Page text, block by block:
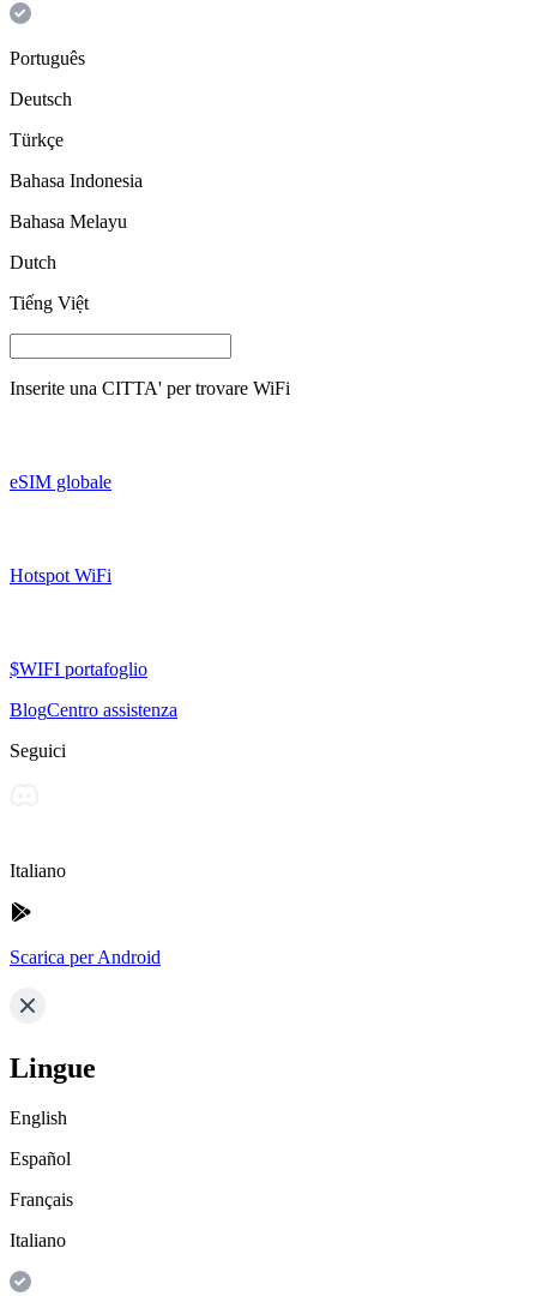
Português
Deutsch
Türkçe
Bahasa Indonesia
Bahasa Melayu
Dutch
Tiếng Việt
Inserite una CITTA' per trovare WiFi
eSIM globale
Hotspot WiFi
$WIFI portafoglio
BlogCentro assistenza
Seguici
Italiano
Scarica per Android
Lingue
English
Español
Français
Italiano